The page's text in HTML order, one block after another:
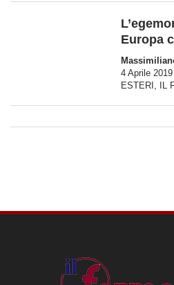
Europa
4 Aprile 2019
ESTERI , IL